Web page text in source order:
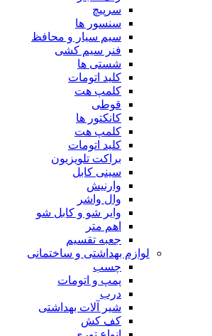
سرپیچ
سنسور ها
سیم سیار و محافظ
فنر سیم کشی
شستی ها
کلید اتومات
کلمپ هت
قوطی
کانکتور ها
کلمپ هت
کلید اتومات
براکت تلویزیون
سینی کابل
وارنیش
وال واشر
وایر شو و کابل شو
اهم متر
جعبه تقسیم
لوازم بهداشتی و ساختمانی
چسب
پمپ و اتومات
درب
شیر آلات بهداشتی
کف کش